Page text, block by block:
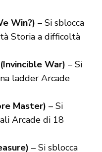
Win?) – Si sblocca
Storia a difficoltà
War) – Si
ladder Arcade
Master) – Si
Arcade di 18
– Si sblocca